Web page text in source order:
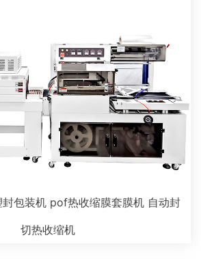
包装机 pof热收缩膜套膜机 自动封
切热收缩机